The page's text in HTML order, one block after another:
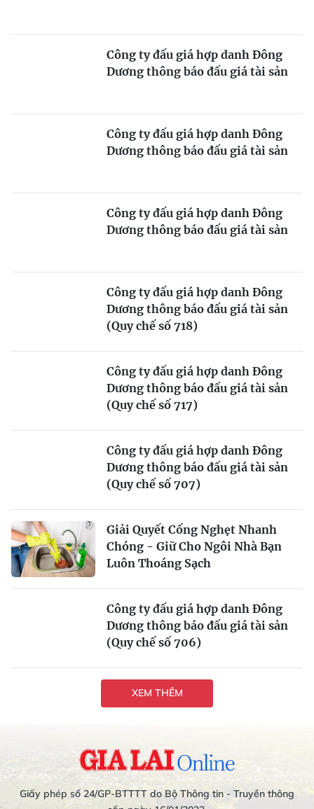
Công ty đấu giá hợp danh Đông
Dương thông báo đấu giá tài sản
Công ty đấu giá hợp danh Đông
Dương thông báo đấu giá tài sản
Công ty đấu giá hợp danh Đông
Dương thông báo đấu giá tài sản
Công ty đấu giá hợp danh Đông
Dương thông báo đấu giá tài sản
(Quy chế số 718)
Công ty đấu giá hợp danh Đông
Dương thông báo đấu giá tài sản
(Quy chế số 717)
Công ty đấu giá hợp danh Đông
Dương thông báo đấu giá tài sản
(Quy chế số 707)
Giải Quyết Cống Nghẹt Nhanh
Chóng - Giữ Cho Ngôi Nhà Bạn
Luôn Thoáng Sạch
Công ty đấu giá hợp danh Đông
Dương thông báo đấu giá tài sản
(Quy chế số 706)
XEM THÊM
Giấy phép số 24/GP-BTTTT do Bộ Thông tin - Truyền thông